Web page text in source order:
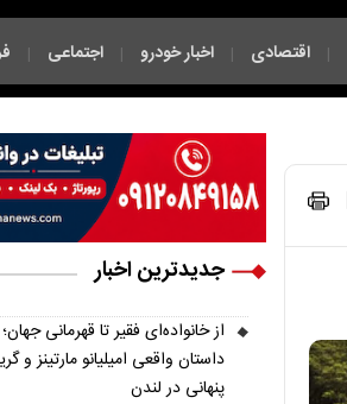
| اقتصادی | اخبار خودرو | اجتماعی |
جدیدترین اخبار
از خانواده‌ای فقیر تا قهرمانی جهان؛
داستان واقعی امیلیانو مارتینز و
پنهانی در لندن